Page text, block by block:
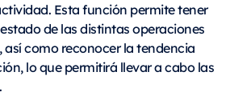
Esta función permite tener
de las distintas operaciones
así como reconocer la tendencia
lo que permitirá llevar a cabo las